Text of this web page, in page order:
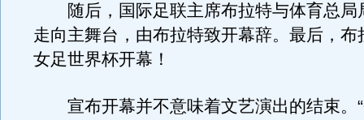
随后，国际足联主席布拉特与体育总局
走向主舞台，由布拉特致开幕辞。最后，布
女足世界杯开幕！
宣布开幕并不意味着文艺演出的结束。“